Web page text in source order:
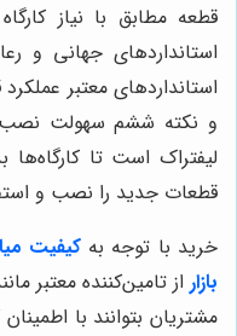
قطعه مطابق با نیاز
استانداردهای جهانی و
استانداردهای معتبر
و نکته ششم سهولت
لیفتراک است تا کارگاه‌ها
قطعات جدید را نصب و
خرید با توجه بهکیفیت
بازار از تامین‌کننده معتبر
مشتریان بتوانند با